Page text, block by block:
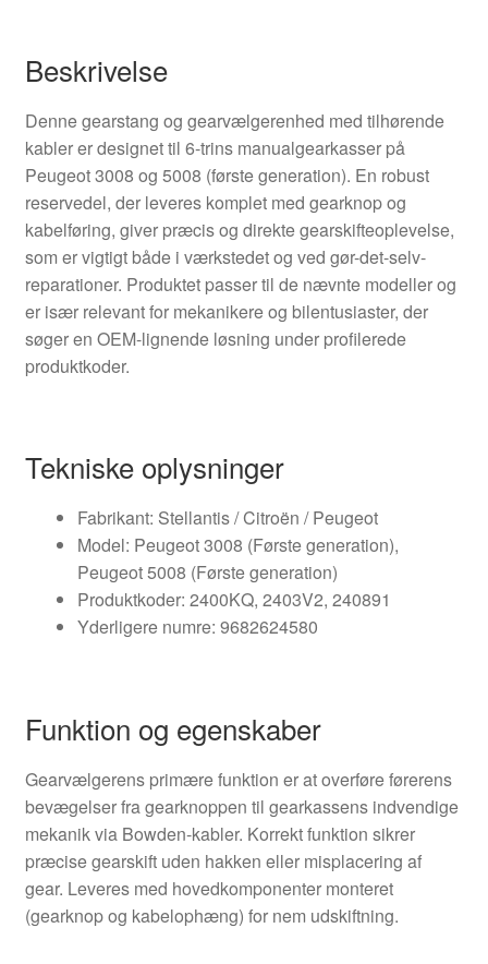
Beskrivelse
Denne gearstang og gearvælgerenhed med tilhørende
kabler er designet til 6-trins manualgearkasser på
Peugeot 3008 og 5008 (første generation). En robust
reservedel, der leveres komplet med gearknop og
kabelføring, giver præcis og direkte gearskifteoplevelse,
som er vigtigt både i værkstedet og ved gør-det-selv-
reparationer. Produktet passer til de nævnte modeller og
er især relevant for mekanikere og bilentusiaster, der
søger en OEM-lignende løsning under profilerede
produktkoder.
Tekniske oplysninger
Fabrikant: Stellantis / Citroën / Peugeot
Model: Peugeot 3008 (Første generation),
Peugeot 5008 (Første generation)
Produktkoder: 2400KQ, 2403V2, 240891
Yderligere numre: 9682624580
Funktion og egenskaber
Gearvælgerens primære funktion er at overføre førerens
bevægelser fra gearknoppen til gearkassens indvendige
mekanik via Bowden-kabler. Korrekt funktion sikrer
præcise gearskift uden hakken eller misplacering af
gear. Leveres med hovedkomponenter monteret
(gearknop og kabelophæng) for nem udskiftning.